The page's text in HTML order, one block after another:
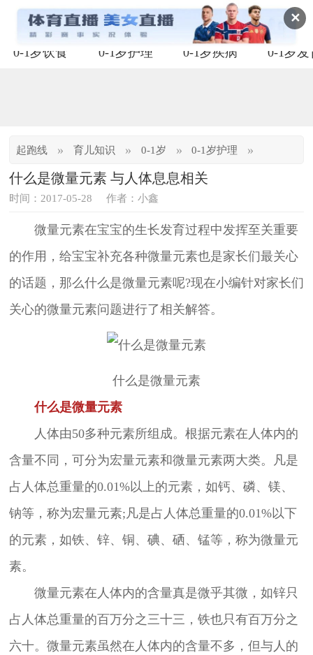
✕
0-1岁饮食 0-1岁护理 0-1岁疾病 0-1岁发
起跑线 » 育儿知识 » 0-1岁 » 0-1岁护理 »
什么是微量元素 与人体息息相关
时间：2017-05-28 作者：小鑫
微量元素在宝宝的生长发育过程中发挥至关重要
的作用，给宝宝补充各种微量元素也是家长们最关心
的话题，那么什么是微量元素呢?现在小编针对家长们
关心的微量元素问题进行了相关解答。
什么是微量元素
什么是微量元素
人体由50多种元素所组成。根据元素在人体内的
含量不同，可分为宏量元素和微量元素两大类。凡是
占人体总重量的0.01%以上的元素，如钙、磷、镁、
钠等，称为宏量元素;凡是占人体总重量的0.01%以下
的元素，如铁、锌、铜、碘、硒、锰等，称为微量元
素。
微量元素在人体内的含量真是微乎其微，如锌只
占人体总重量的百万分之三十三，铁也只有百万分之
六十。微量元素虽然在人体内的含量不多，但与人的